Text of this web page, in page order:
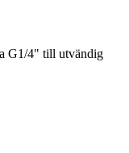
G1/4" till utvändig